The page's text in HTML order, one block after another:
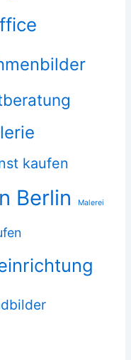
kaufen
Berlin Malerei